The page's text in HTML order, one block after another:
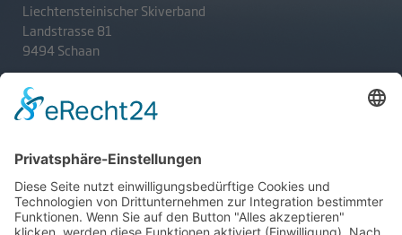
Liechtensteinischer Skiverband
Landstrasse 81
9494 Schaan
T+423 233 36 30
admin@lsv.li
Ski Alpin
Ski Nordisch
Winter-Highlights
Selektionsrichtlinien
Kontakt